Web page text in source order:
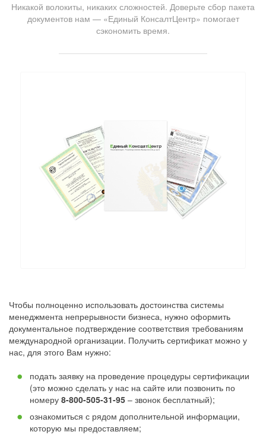
Никакой волокиты, никаких сложностей. Доверьте сбор пакета
документов нам — «Единый КонсалтЦентр» помогает
сэкономить время.
Чтобы полноценно использовать достоинства системы
менеджмента непрерывности бизнеса, нужно оформить
документальное подтверждение соответствия требованиям
международной организации. Получить сертификат можно у
нас, для этого Вам нужно:
подать заявку на проведение процедуры сертификации
(это можно сделать у нас на сайте или позвонить по
номеру 8-800-505-31-95 – звонок бесплатный);
ознакомиться с рядом дополнительной информации,
которую мы предоставляем;